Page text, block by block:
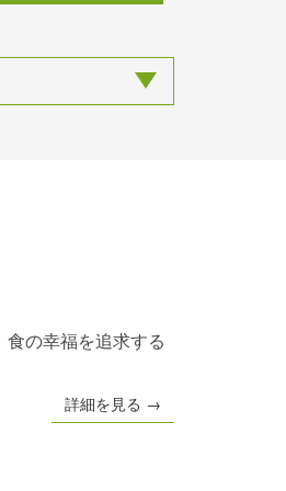
の幸福を追求する
詳細を見る →